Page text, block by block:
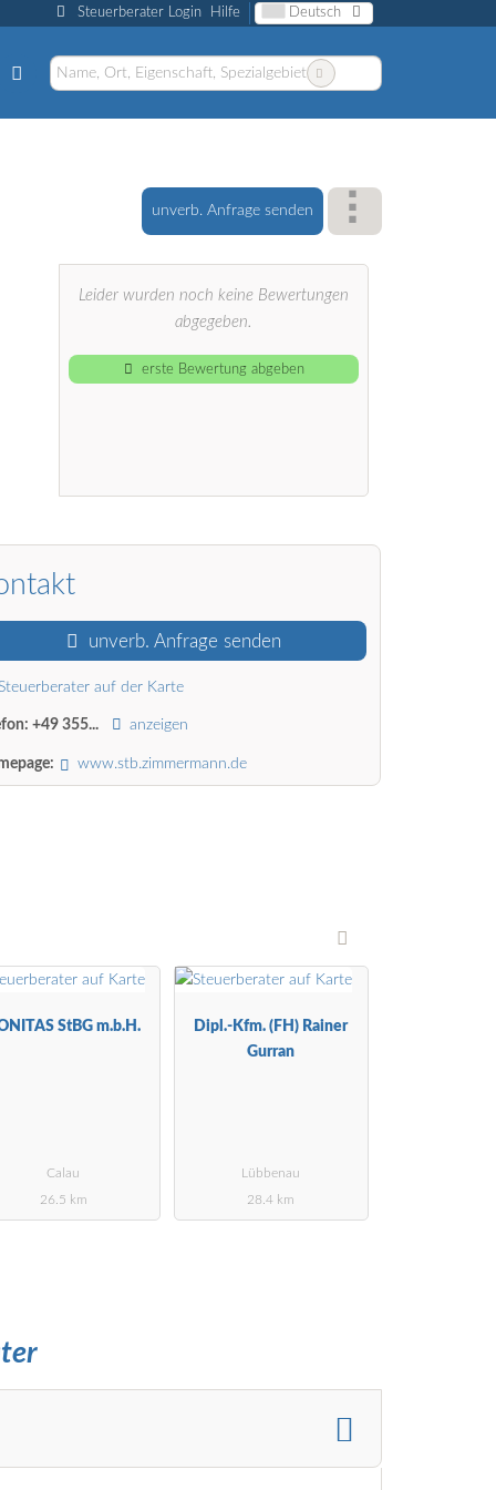
Steuerberater Login Hilfe Deutsch
unverb. Anfrage senden
Leider wurden noch keine Bewertungen
abgegeben.
erste Bewertung abgeben
unverb. Anfrage senden
auf der Karte
+49 355... anzeigen
www.stb.zimmermann.de
StBG m.b.H.
Calau
26.5 km
Dipl.-Kfm. (FH) Rainer
Gurran
Lübbenau
28.4 km